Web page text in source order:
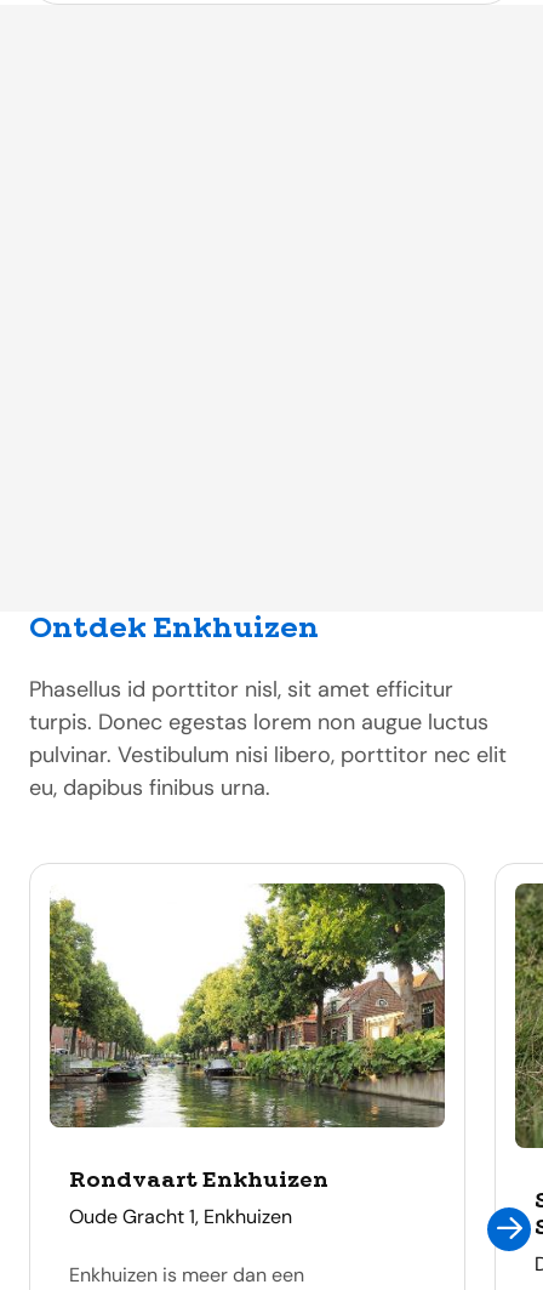
Ontdek Enkhuizen
Phasellus id porttitor nisl, sit amet efficitur
turpis. Donec egestas lorem non augue luctus
pulvinar. Vestibulum nisi libero, porttitor nec elit
eu, dapibus finibus urna.
Rondvaart Enkhuizen
adres
Oude Gracht 1, Enkhuizen
Enkhuizen is meer dan een